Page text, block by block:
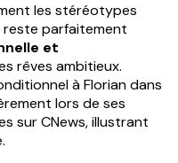
les stéréotypes
parfaitement
et
rêves ambitieux.
à Florian dans
lors de ses
sur CNews, illustrant